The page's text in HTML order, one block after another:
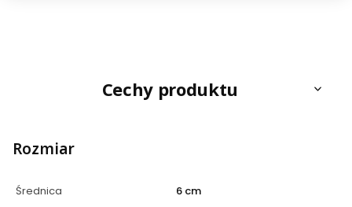
Cechy produktu
Rozmiar
Średnica 6 cm